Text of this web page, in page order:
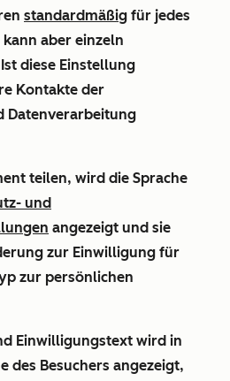
standardmäßig für jedes
aber einzeln
diese Einstellung
Kontakte der
Datenverarbeitung
teilen, wird die Sprache
und
angezeigt und sie
zur Einwilligung für
zur persönlichen
Einwilligungstext wird in
des Besuchers angezeigt,